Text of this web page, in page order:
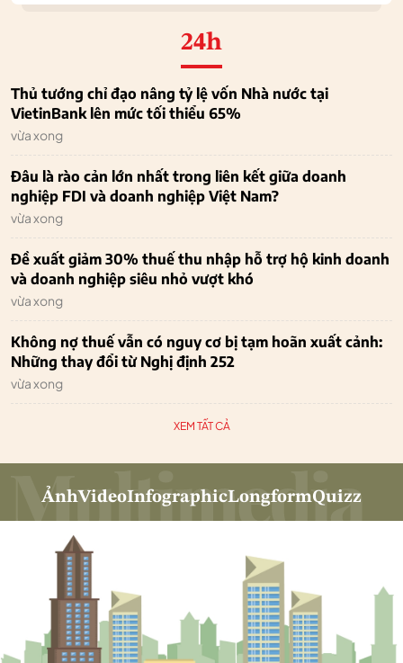
24h
Thủ tướng chỉ đạo nâng tỷ lệ vốn Nhà nước tại
VietinBank lên mức tối thiểu 65%
vừa xong
Đâu là rào cản lớn nhất trong liên kết giữa doanh
nghiệp FDI và doanh nghiệp Việt Nam?
vừa xong
Đề xuất giảm 30% thuế thu nhập hỗ trợ hộ kinh doanh
và doanh nghiệp siêu nhỏ vượt khó
vừa xong
Không nợ thuế vẫn có nguy cơ bị tạm hoãn xuất cảnh:
Những thay đổi từ Nghị định 252
vừa xong
XEM TẤT CẢ
ẢnhVideoInfographicLongformQuizz